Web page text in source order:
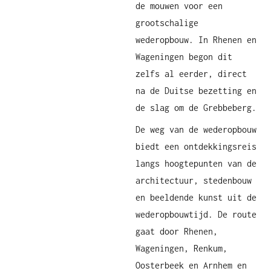
de mouwen voor een
grootschalige
wederopbouw. In Rhenen en
Wageningen begon dit
zelfs al eerder, direct
na de Duitse bezetting en
de slag om de Grebbeberg.
De weg van de wederopbouw
biedt een ontdekkingsreis
langs hoogtepunten van de
architectuur, stedenbouw
en beeldende kunst uit de
wederopbouwtijd. De route
gaat door Rhenen,
Wageningen, Renkum,
Oosterbeek en Arnhem en